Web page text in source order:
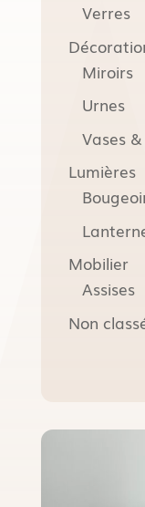
Verres
Miroirs
Urnes
Vases
Lumières
Mobilier
Assises
Non